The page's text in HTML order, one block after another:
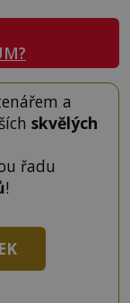
a
skvělých
řadu
!